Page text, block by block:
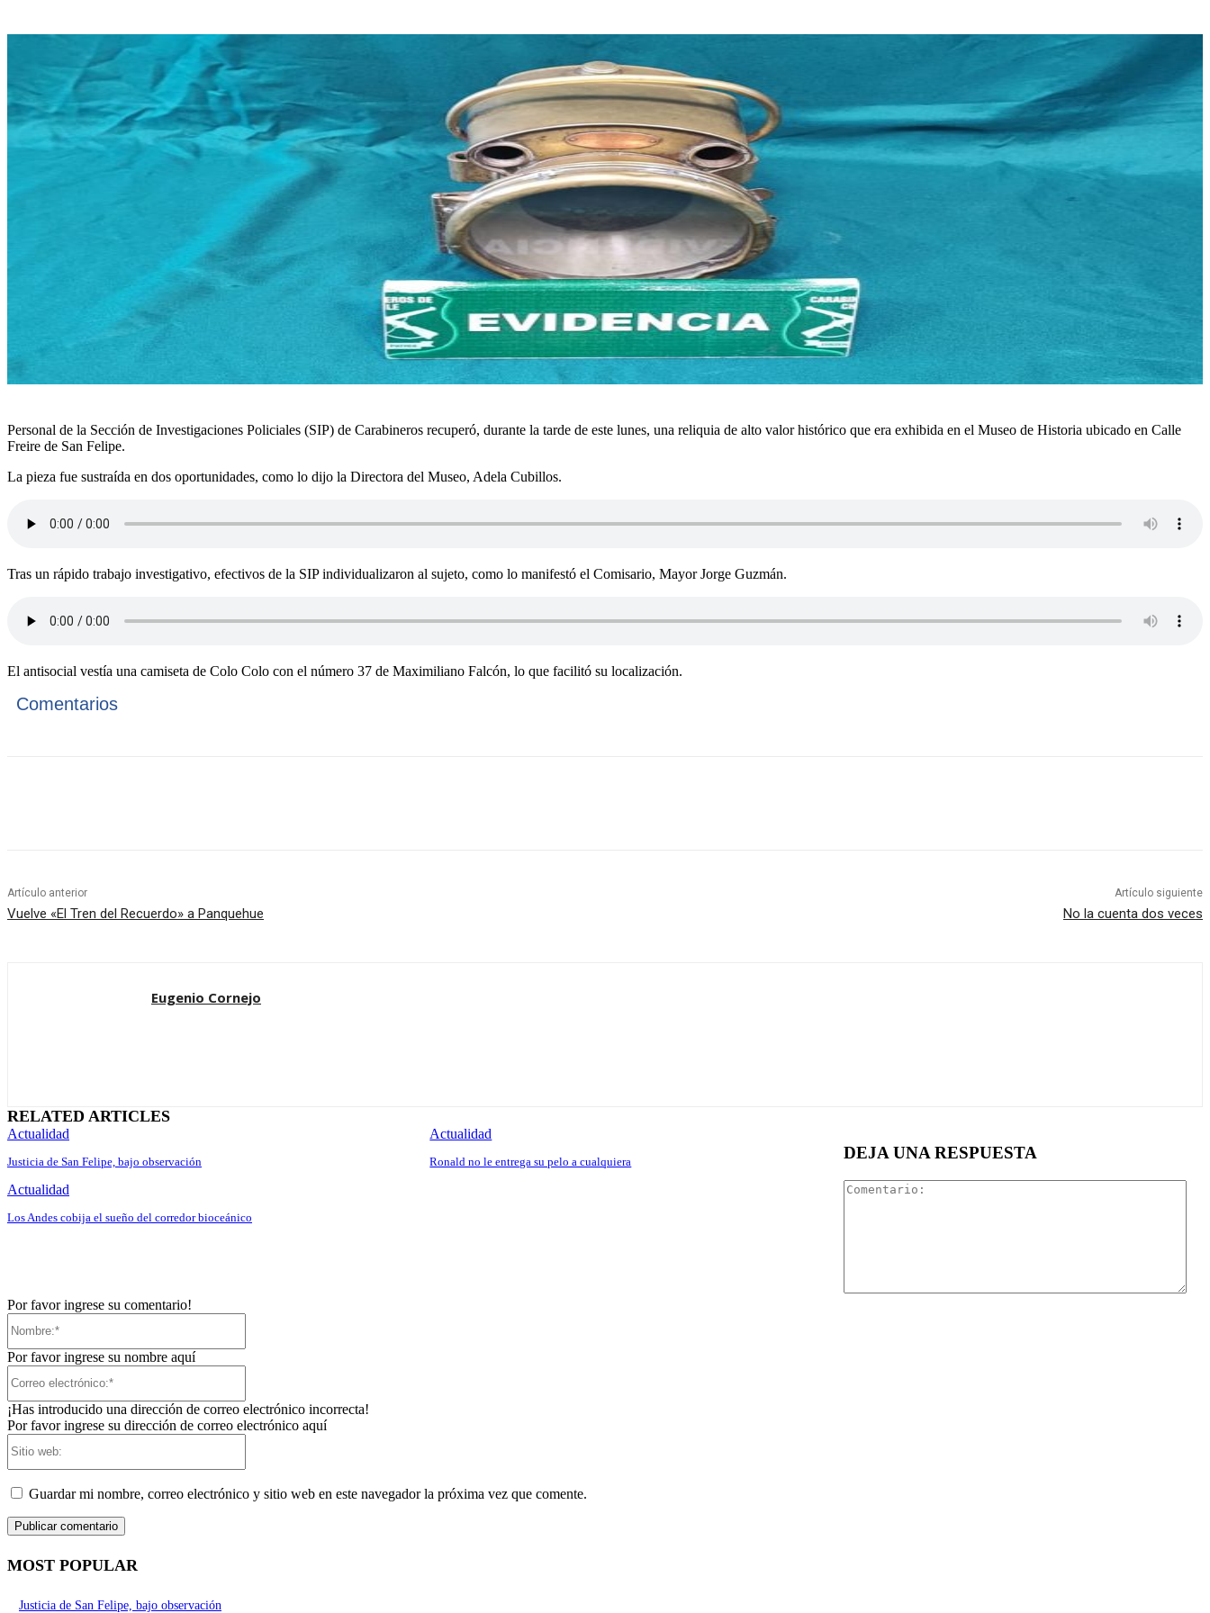
Personal de la Sección de Investigaciones Policiales (SIP) de Carabineros recuperó, durante la tarde de este lunes, una reliquia de alto valor histórico que era exhibida en el Museo de Historia ubicado en Calle
Freire de San Felipe.
La pieza fue sustraída en dos oportunidades, como lo dijo la Directora del Museo, Adela Cubillos.
Tras un rápido trabajo investigativo, efectivos de la SIP individualizaron al sujeto, como lo manifestó el Comisario, Mayor Jorge Guzmán.
El antisocial vestía una camiseta de Colo Colo con el número 37 de Maximiliano Falcón, lo que facilitó su localización.
Comentarios
Artículo anterior
Vuelve «El Tren del Recuerdo» a Panquehue
Artículo siguiente
No la cuenta dos veces
Eugenio Cornejo
RELATED ARTICLES
Actualidad
Justicia de San Felipe, bajo observación
Actualidad
Ronald no le entrega su pelo a cualquiera
Actualidad
Los Andes cobija el sueño del corredor bioceánico
DEJA UNA RESPUESTA
Por favor ingrese su comentario!
Por favor ingrese su nombre aquí
¡Has introducido una dirección de correo electrónico incorrecta!
Por favor ingrese su dirección de correo electrónico aquí
Guardar mi nombre, correo electrónico y sitio web en este navegador la próxima vez que comente.
MOST POPULAR
Justicia de San Felipe, bajo observación